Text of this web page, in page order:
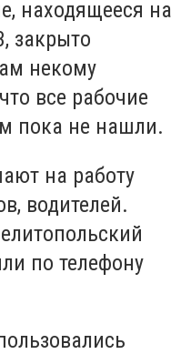
находящееся на
закрыто
некому
все рабочие
пока не нашли.
на работу
водителей.
по телефону